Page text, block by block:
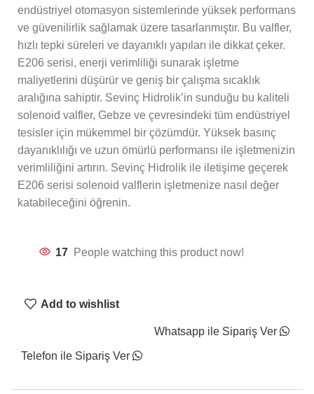
endüstriyel otomasyon sistemlerinde yüksek performans
ve güvenilirlik sağlamak üzere tasarlanmıştır. Bu valfler,
hızlı tepki süreleri ve dayanıklı yapıları ile dikkat çeker.
E206 serisi, enerji verimliliği sunarak işletme
maliyetlerini düşürür ve geniş bir çalışma sıcaklık
aralığına sahiptir. Sevinç Hidrolik’in sunduğu bu kaliteli
solenoid valfler, Gebze ve çevresindeki tüm endüstriyel
tesisler için mükemmel bir çözümdür. Yüksek basınç
dayanıklılığı ve uzun ömürlü performansı ile işletmenizin
verimliliğini artırın. Sevinç Hidrolik ile iletişime geçerek
E206 serisi solenoid valflerin işletmenize nasıl değer
katabileceğini öğrenin.
17 People watching this product now!
Add to wishlist
Whatsapp ile Sipariş Ver
Telefon ile Sipariş Ver